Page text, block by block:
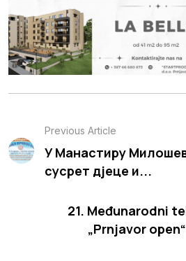
Previous Article
У Манастиру
сусрет дјеце и...
21. Međunarodni
„Prnjavor